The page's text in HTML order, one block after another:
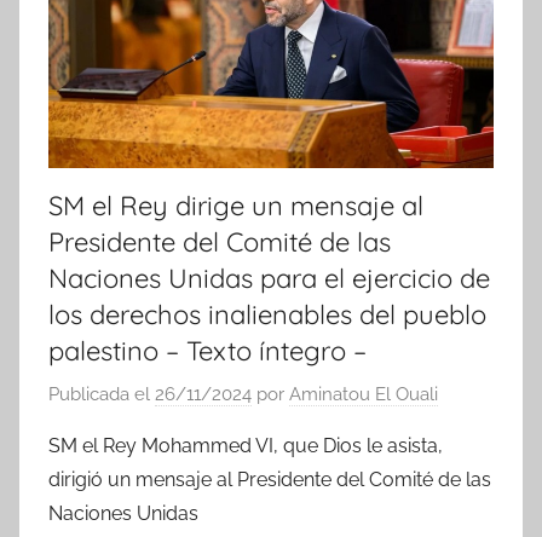
s
SM el Rey dirige un mensaje al
Presidente del Comité de las
Naciones Unidas para el ejercicio de
los derechos inalienables del pueblo
palestino – Texto íntegro –
Publicada el 26/11/2024 por Aminatou El Ouali
SM el Rey Mohammed VI, que Dios le asista,
dirigió un mensaje al Presidente del Comité de las
Naciones Unidas